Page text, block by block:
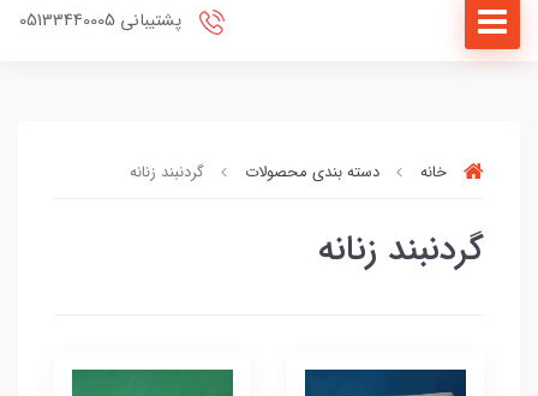
پشتیبانی 05133440005
خانه دسته بندی محصولات گردنبند زنانه
گردنبند زنانه